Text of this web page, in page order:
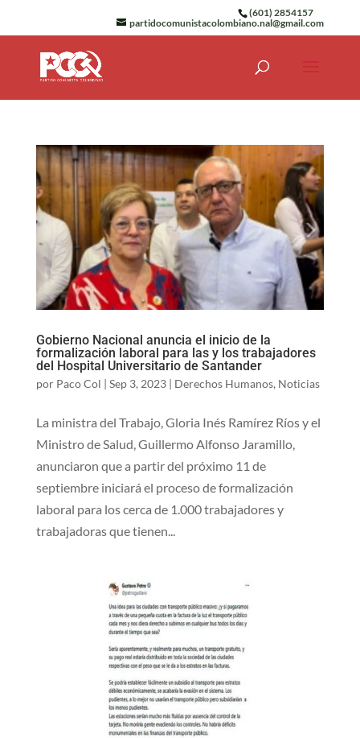
(601) 2854157
partidocomunistacolombiano.nal@gmail.com
Gobierno Nacional anuncia el inicio de la
formalización laboral para las y los trabajadores
del Hospital Universitario de Santander
por Paco Col | Sep 3, 2023| Derechos Humanos, Noticias
La ministra del Trabajo, Gloria Inés Ramírez Ríos y el
Ministro de Salud, Guillermo Alfonso Jaramillo,
anunciaron que a partir del próximo 11 de
septiembre iniciará el proceso de formalización
laboral para los cerca de 1.000 trabajadores y
trabajadoras que tienen...